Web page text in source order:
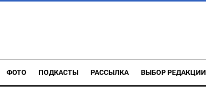
ФОТО ПОДКАСТЫ РАССЫЛКА ВЫБОР РЕДАКЦИИ